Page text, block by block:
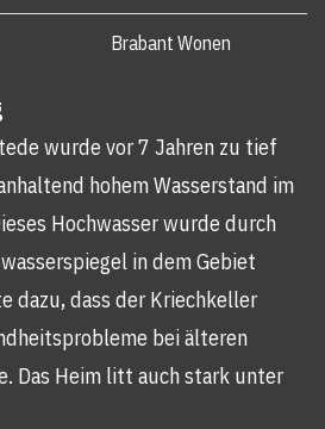
Brabant Wonen
wurde vor 7 Jahren zu tief
hohem Wasserstand im
Hochwasser wurde durch
in dem Gebiet
dazu, dass der Kriechkeller
bei älteren
Das Heim litt auch stark unter